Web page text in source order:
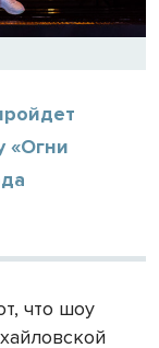
«Огни
что шоу